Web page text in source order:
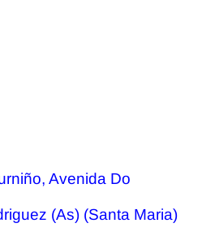
Avenida Do
(As) (Santa Maria)